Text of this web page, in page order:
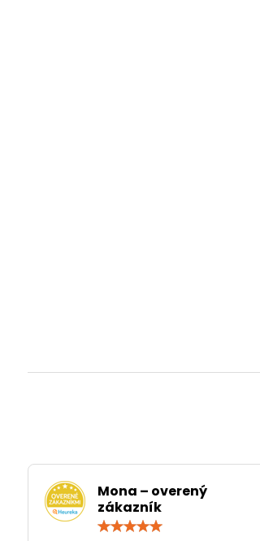
Mona – overený
zákazník